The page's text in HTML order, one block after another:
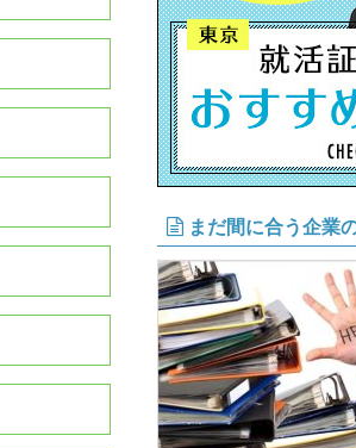
まだ間に合う企業